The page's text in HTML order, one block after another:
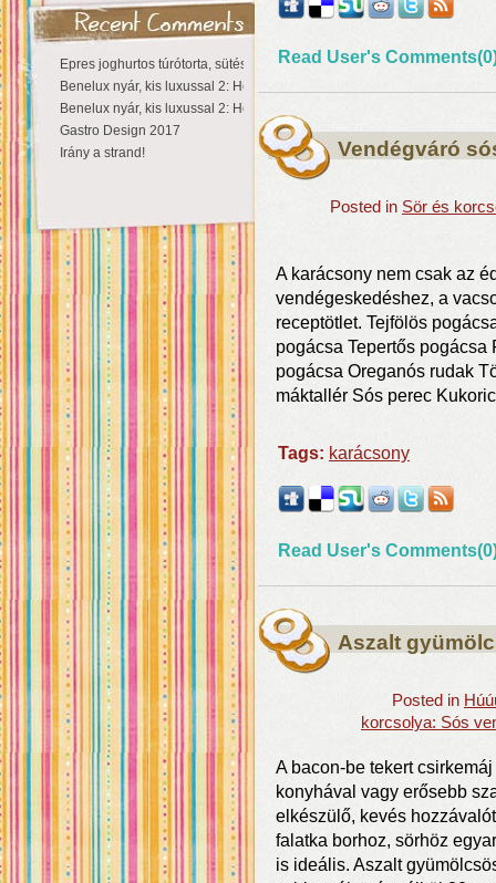
Epres joghurtos túrótorta, sütés nélkül
Benelux nyár, kis luxussal 2: Hollandia
Benelux nyár, kis luxussal 2: Hollandia
Gastro Design 2017
Irány a strand!
Read User's
Vendégváró
Posted in Sör és
A karácsony nem csak az
vendégeskedéshez, a
receptötlet. Tejfölös
pogácsa Tepertős
pogácsa Oreganós rudak
máktallér Sós perec
Tags: karácsony
Read User's
Aszalt
Posted in
korcsolya: Sós
A bacon-be tekert
konyhával vagy erősebb
elkészülő, kevés
falatka borhoz, sörhöz
is ideális. Aszalt